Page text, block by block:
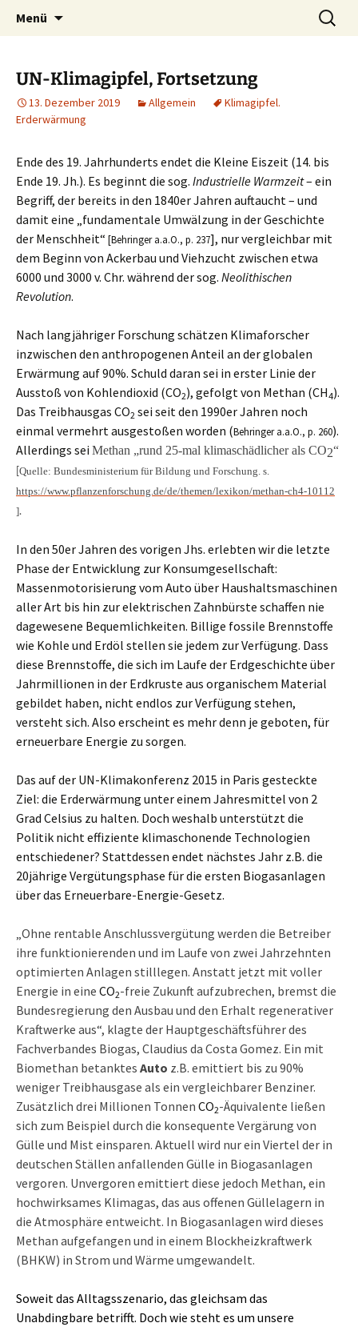
Nestbeschmutzer
Die Autorin Susanne Lücke räumt auf
Menü
Suchen
nach:
UN-Klimagipfel, Fortsetzung
13. Dezember 2019 Allgemein
Klimagipfel.
Erderwärmung
Ende des 19. Jahrhunderts endet die Kleine Eiszeit (14. bis
Ende 19. Jh.). Es beginnt die sog. Industrielle Warmzeit– ein
Begriff, der bereits in den 1840er Jahren auftaucht – und
damit eine „fundamentale Umwälzung in der Geschichte
der Menschheit“ [Behringer a.a.O., p. 237], nur vergleichbar mit
dem Beginn von Ackerbau und Viehzucht zwischen etwa
6000 und 3000 v. Chr. während der sog. Neolithischen
Revolution.
Nach langjähriger Forschung schätzen Klimaforscher
inzwischen den anthropogenen Anteil an der globalen
Erwärmung auf 90%. Schuld daran sei in erster Linie der
Ausstoß von Kohlendioxid (CO2), gefolgt von Methan (CH4).
Das Treibhausgas CO2 sei seit den 1990er Jahren noch
einmal vermehrt ausgestoßen worden (Behringer a.a.O., p. 260).
Allerdings sei Methan „rund 25-mal klimaschädlicher als CO2“
Quelle: Bundesministerium für Bildung und Forschung. s.
https://www.pflanzenforschung.de/de/themen/lexikon/methan-ch4-10112
].
In den 50er Jahren des vorigen Jhs. erlebten wir die letzte
Phase der Entwicklung zur Konsumgesellschaft:
Massenmotorisierung vom Auto über Haushaltsmaschinen
aller Art bis hin zur elektrischen Zahnbürste schaffen nie
dagewesene Bequemlichkeiten. Billige fossile Brennstoffe
wie Kohle und Erdöl stellen sie jedem zur Verfügung. Dass
diese Brennstoffe, die sich im Laufe der Erdgeschichte über
Jahrmillionen in der Erdkruste aus organischem Material
gebildet haben, nicht endlos zur Verfügung stehen,
versteht sich. Also erscheint es mehr denn je geboten, für
erneuerbare Energie zu sorgen.
Das auf der UN-Klimakonferenz 2015 in Paris gesteckte
Ziel: die Erderwärmung unter einem Jahresmittel von 2
Grad Celsius zu halten. Doch weshalb unterstützt die
Politik nicht effiziente klimaschonende Technologien
entschiedener? Stattdessen endet nächstes Jahr z.B. die
20jährige Vergütungsphase für die ersten Biogasanlagen
über das Erneuerbare-Energie-Gesetz.
„Ohne rentable Anschlussvergütung werden die Betreiber
ihre funktionierenden und im Laufe von zwei Jahrzehnten
optimierten Anlagen stilllegen. Anstatt jetzt mit voller
Energie in eine CO2-freie Zukunft aufzubrechen, bremst die
Bundesregierung den Ausbau und den Erhalt regenerativer
Kraftwerke aus“, klagte der Hauptgeschäftsführer des
Fachverbandes Biogas, Claudius da Costa Gomez. Ein mit
Biomethan betanktes Auto z.B. emittiert bis zu 90%
weniger Treibhausgase als ein vergleichbarer Benziner.
Zusätzlich drei Millionen Tonnen CO2-Äquivalente ließen
sich zum Beispiel durch die konsequente Vergärung von
Gülle und Mist einsparen. Aktuell wird nur ein Viertel der in
deutschen Ställen anfallenden Gülle in Biogasanlagen
vergoren. Unvergoren emittiert diese jedoch Methan, ein
hochwirksames Klimagas, das aus offenen Güllelagern in
die Atmosphäre entweicht. In Biogasanlagen wird dieses
Methan aufgefangen und in einem Blockheizkraftwerk
(BHKW) in Strom und Wärme umgewandelt.
Soweit das Alltagsszenario, das gleichsam das
Unabdingbare betrifft. Doch wie steht es um unsere